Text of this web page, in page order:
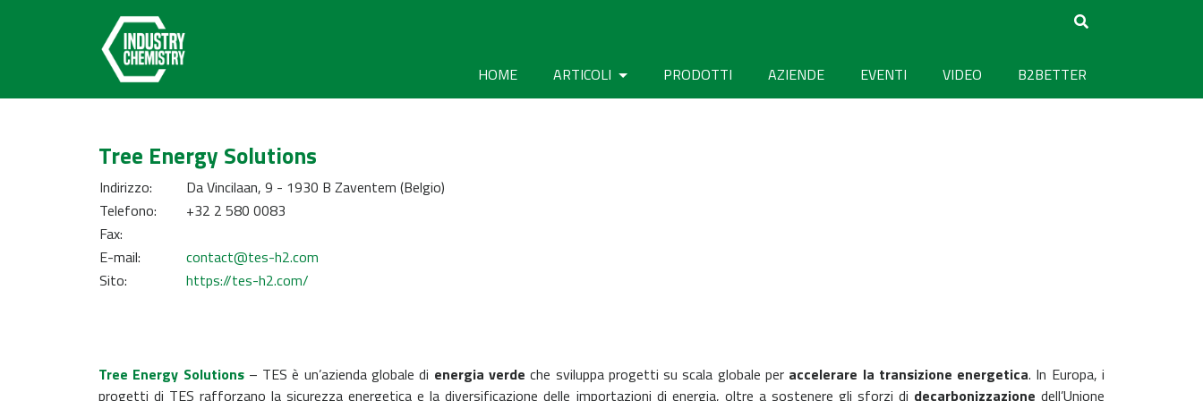
HOME ARTICOLI PRODOTTI AZIENDE EVENTI VIDEO B2BETTER
Tree Energy Solutions
Indirizzo:
Da Vincilaan, 9 - 1930 B Zaventem (Belgio)
Telefono:
+32 2 580 0083
Fax:
E-mail:
contact@tes-h2.com
Sito:
https://tes-h2.com/
Tree Energy Solutions– TES è un’azienda globale di energia verde che sviluppa progetti su scala globale per accelerare la transizione energetica. In Europa, i
progetti di TES rafforzano la sicurezza energetica e la diversificazione delle importazioni di energia, oltre a sostenere gli sforzi di decarbonizzazione dell’Unione